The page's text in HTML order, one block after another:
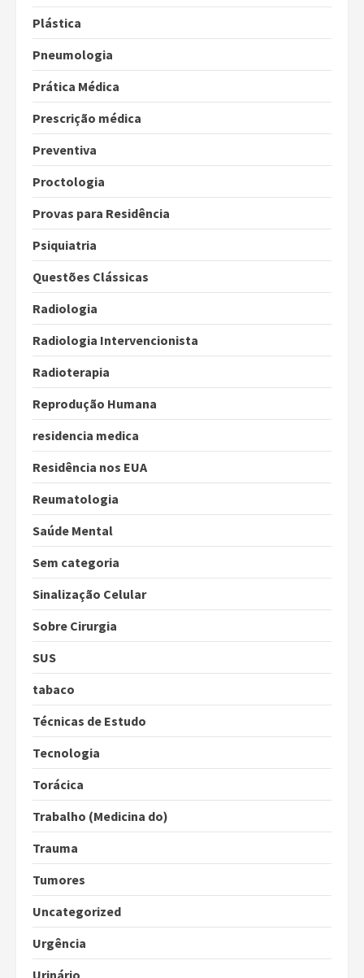
Plástica
Pneumologia
Prática Médica
Prescrição médica
Preventiva
Proctologia
Provas para Residência
Psiquiatria
Questões Clássicas
Radiologia
Radiologia Intervencionista
Radioterapia
Reprodução Humana
residencia medica
Residência nos EUA
Reumatologia
Saúde Mental
Sem categoria
Sinalização Celular
Sobre Cirurgia
SUS
tabaco
Técnicas de Estudo
Tecnologia
Torácica
Trabalho (Medicina do)
Trauma
Tumores
Uncategorized
Urgência
Urinário